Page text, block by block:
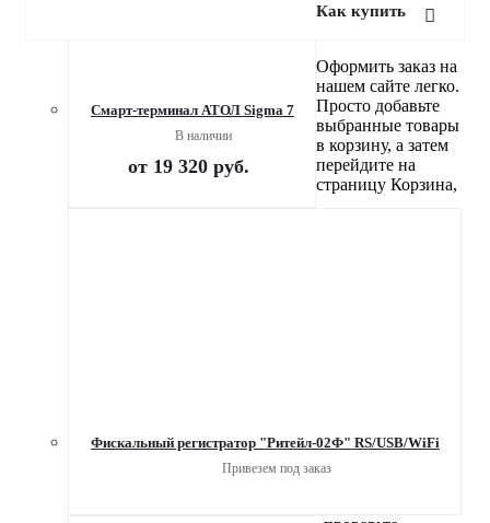
Смарт-терминал АТОЛ Sigma 7
В наличии
от 19 320 руб.
Фискальный регистратор "Ритейл-02Ф" RS/USB/WiFi
Привезем под заказ
Как купить
Оформить заказ на
нашем сайте легко.
Просто добавьте
выбранные товары
в корзину, а затем
перейдите на
страницу Корзина,